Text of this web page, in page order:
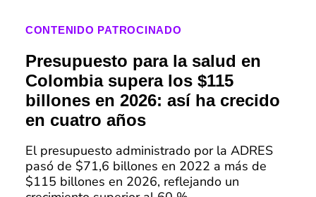
CONTENIDO PATROCINADO
Presupuesto para la salud en
Colombia supera los $115
billones en 2026: así ha crecido
en cuatro años
El presupuesto administrado por la ADRES
pasó de $71,6 billones en 2022 a más de
$115 billones en 2026, reflejando un